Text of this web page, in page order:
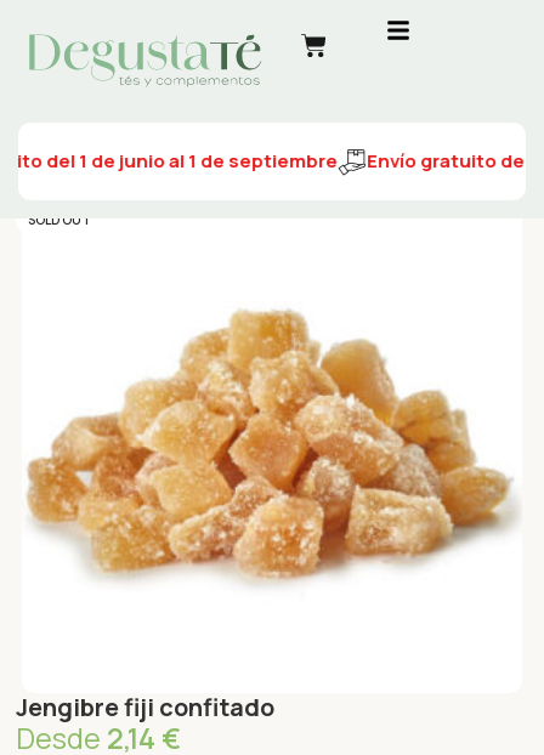
del 1 de junio al 1 de septiembre Envío gratuito del
SOLD OUT
Jengibre fiji confitado
Desde 2,14 €